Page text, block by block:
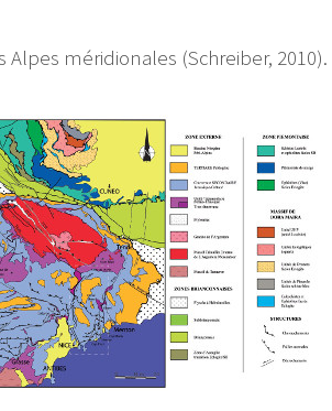
méridionales (Schreiber, 2010).